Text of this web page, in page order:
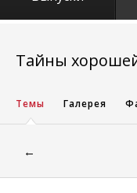
Тайны
Темы Галерея
←